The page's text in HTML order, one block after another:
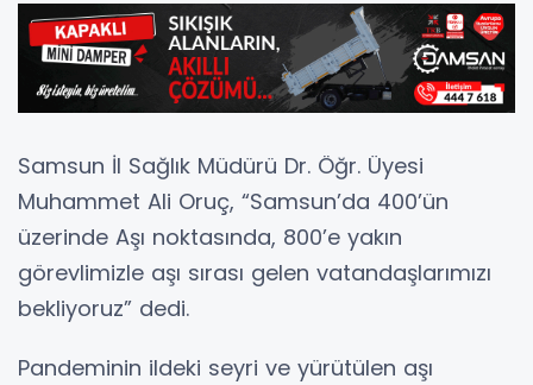
Samsun İl Sağlık Müdürü Dr. Öğr. Üyesi
Muhammet Ali Oruç, “Samsun’da 400’ün
üzerinde Aşı noktasında, 800’e yakın
görevlimizle aşı sırası gelen vatandaşlarımızı
bekliyoruz” dedi.
Pandeminin ildeki seyri ve yürütülen aşı